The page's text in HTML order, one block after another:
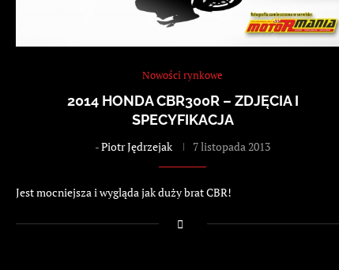
Nowości rynkowe
2014 HONDA CBR300R – ZDJĘCIA I
SPECYFIKACJA
-Piotr Jędrzejak 7 listopada 2013
Jest mocniejsza i wygląda jak duży brat CBR!